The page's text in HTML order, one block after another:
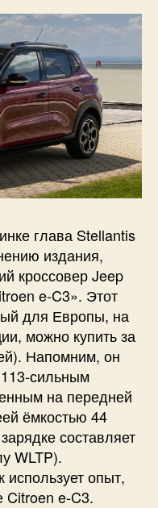
глава Stellantis
издания,
кроссовер Jeep
e-C3». Этот
для Европы, на
можно купить за
Напомним, он
сильным
на передней
ёмкостью 44
составляет
WLTP).
использует опыт,
Citroen e-C3.